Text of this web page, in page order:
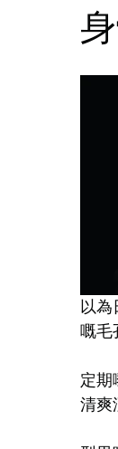
以為
嘅毛
定
清爽